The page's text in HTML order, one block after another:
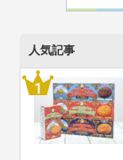
人気記事